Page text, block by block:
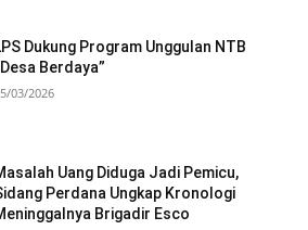
Dukung Program Unggulan NTB
Berdaya”
03/2026
Uang Diduga Jadi Pemicu,
Perdana Ungkap Kronologi
Brigadir Esco